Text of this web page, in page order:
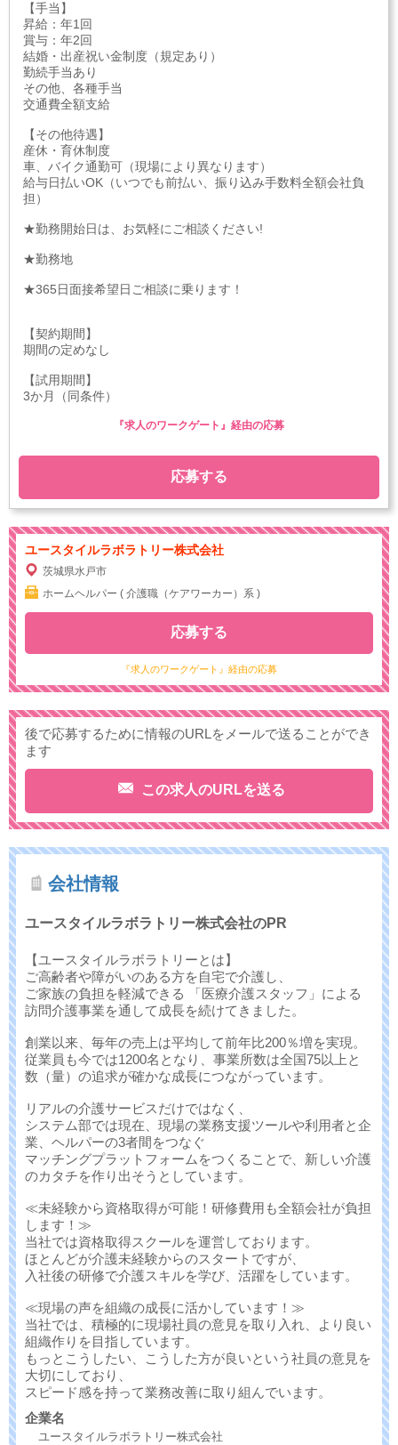
【手当】
昇給：年1回
賞与：年2回
結婚・出産祝い金制度（規定あり）
勤続手当あり
その他、各種手当
交通費全額支給
【その他待遇】
産休・育休制度
車、バイク通勤可（現場により異なります）
給与日払いOK（いつでも前払い、振り込み手数料全額会社負
担）
★勤務開始日は、お気軽にご相談ください!
★勤務地
★365日面接希望日ご相談に乗ります！
【契約期間】
期間の定めなし
【試用期間】
3か月（同条件）
応募する
『求人のワークゲート』経由の応募
ユースタイルラボラトリー株式会社
茨城県水戸市
ホームヘルパー ( 介護職（ケアワーカー）系 )
『求人のワークゲート』経由の応募
応募する
後で応募するために情報のURLをメールで送ることができ
ます
この求人のURLを送る
会社情報
ユースタイルラボラトリー株式会社のPR
【ユースタイルラボラトリーとは】
ご高齢者や障がいのある方を自宅で介護し、
ご家族の負担を軽減できる 「医療介護スタッフ」による
訪問介護事業を通して成長を続けてきました。
創業以来、毎年の売上は平均して前年比200％増を実現。
従業員も今では1200名となり、事業所数は全国75以上と
数（量）の追求が確かな成長につながっています。
リアルの介護サービスだけではなく、
システム部では現在、現場の業務支援ツールや利用者と企
業、ヘルパーの3者間をつなぐ
マッチングプラットフォームをつくることで、新しい介護
のカタチを作り出そうとしています。
≪未経験から資格取得が可能！研修費用も全額会社が負担
します！≫
当社では資格取得スクールを運営しております。
ほとんどが介護未経験からのスタートですが、
入社後の研修で介護スキルを学び、活躍をしています。
≪現場の声を組織の成長に活かしています！≫
当社では、積極的に現場社員の意見を取り入れ、より良い
組織作りを目指しています。
もっとこうしたい、こうした方が良いという社員の意見を
大切にしており、
スピード感を持って業務改善に取り組んでいます。
企業名
ユースタイルラボラトリー株式会社